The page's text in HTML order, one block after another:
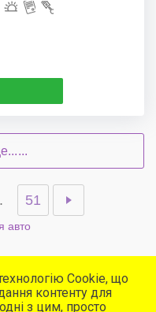
51
авто
Cookie, що
контенту для
з цим, просто